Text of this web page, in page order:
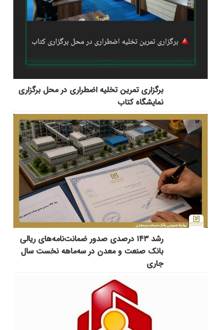
برگزاری تمرین تخلیه اضطراری در محل برگزاری
نمایشگاه کتاب
رشد ۱۴۳ درصدی صدور ضمانت‌نامه‌های ریالی
بانک صنعت و معدن در سه‌ماهه نخست سال
جاری